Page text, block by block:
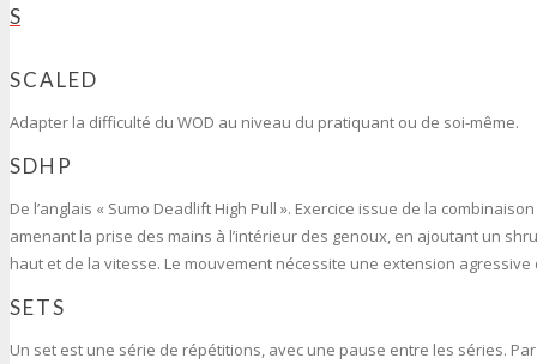
S
SCALED
Adapter la difficulté du WOD au niveau du pratiquant ou de soi-même.
SDHP
De l’anglais « Sumo Deadlift High Pull ». Exercice issue de la
amenant la prise des mains à l’intérieur des genoux, en ajoutant un
haut et de la vitesse. Le mouvement nécessite une extension
SETS
Un set est une série de répétitions, avec une pause entre les séries.